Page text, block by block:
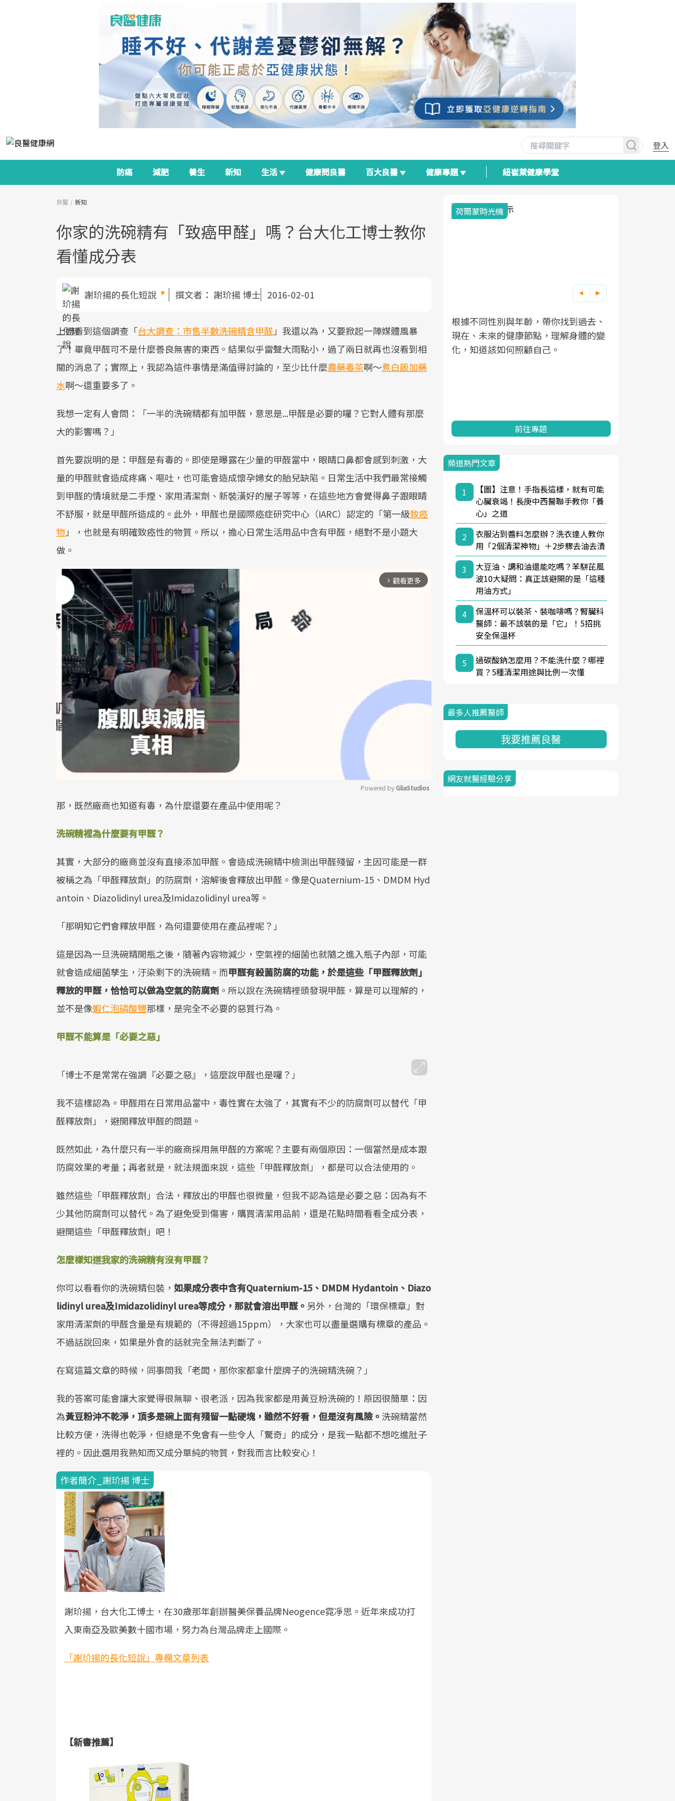
登入
防癌 減肥 養生 新知 生活 健康問良醫 百大良醫 健康專題 紐崔萊健康學堂
良醫 新知
你家的洗碗精有「致癌甲醛」嗎？台大化工博士教你
看懂成分表
謝玠揚的長化短說 撰文者： 謝玠揚 博士 2016-02-01
上週看到這個調查「台大調查：市售半數洗碗精含甲醛 」我還以為，又要掀起一陣媒體風暴
了！畢竟甲醛可不是什麼善良無害的東西。結果似乎雷聲大雨點小，過了兩日就再也沒看到相
關的消息了；實際上，我認為這件事情是滿值得討論的，至少比什麼農藥毒茶啊～煮白飯加藥
水啊～還重要多了。
我想一定有人會問：「一半的洗碗精都有加甲醛，意思是...甲醛是必要的囉？它對人體有那麼
大的影響嗎？」
首先要說明的是：甲醛是有毒的。即使是曝露在少量的甲醛當中，眼睛口鼻都會感到刺激，大
量的甲醛就會造成疼痛、嘔吐，也可能會造成懷孕婦女的胎兒缺陷。日常生活中我們最常接觸
到甲醛的情境就是二手煙、家用清潔劑、新裝潢好的屋子等等，在這些地方會覺得鼻子跟眼睛
不舒服，就是甲醛所造成的。此外，甲醛也是國際癌症研究中心（IARC）認定的「第一級致癌
物 」，也就是有明確致癌性的物質。所以，擔心日常生活用品中含有甲醛，絕對不是小題大
做。
arrow_forward_ios 觀看更多
Powered by GliaStudios
那，既然廠商也知道有毒，為什麼還要在產品中使用呢？
洗碗精裡為什麼要有甲醛？
其實，大部分的廠商並沒有直接添加甲醛。會造成洗碗精中檢測出甲醛殘留，主因可能是一群
被稱之為「甲醛釋放劑」的防腐劑，溶解後會釋放出甲醛。像是Quaternium-15、DMDM Hyd
antoin、Diazolidinyl urea及Imidazolidinyl urea等。
「那明知它們會釋放甲醛，為何還要使用在產品裡呢？」
這是因為一旦洗碗精開瓶之後，隨著內容物減少，空氣裡的細菌也就隨之進入瓶子內部，可能
就會造成細菌孳生，汙染剩下的洗碗精。而甲醛有殺菌防腐的功能，於是這些「甲醛釋放劑」
釋放的甲醛，恰恰可以做為空氣的防腐劑 。所以說在洗碗精裡頭發現甲醛，算是可以理解的，
並不是像蝦仁泡磷酸鹽那樣，是完全不必要的惡質行為。
甲醛不能算是「必要之惡」
「博士不是常常在強調『必要之惡』，這麼說甲醛也是囉？」
我不這樣認為。甲醛用在日常用品當中，毒性實在太強了，其實有不少的防腐劑可以替代「甲
醛釋放劑」，避開釋放甲醛的問題。
既然如此，為什麼只有一半的廠商採用無甲醛的方案呢？主要有兩個原因：一個當然是成本跟
防腐效果的考量；再者就是，就法規面來說，這些「甲醛釋放劑」，都是可以合法使用的。
雖然這些「甲醛釋放劑」合法，釋放出的甲醛也很微量，但我不認為這是必要之惡：因為有不
少其他防腐劑可以替代。為了避免受到傷害，購買清潔用品前，還是花點時間看看全成分表，
避開這些「甲醛釋放劑」吧！
怎麼樣知道我家的洗碗精有沒有甲醛？
你可以看看你的洗碗精包裝， 如果成分表中含有Quaternium-15、DMDM Hydantoin、Diazo
lidinyl urea及Imidazolidinyl urea等成分，那就會溶出甲醛。 另外，台灣的「環保標章」對
家用清潔劑的甲醛含量是有規範的（不得超過15ppm），大家也可以盡量選購有標章的產品。
不過話說回來，如果是外食的話就完全無法判斷了。
在寫這篇文章的時候，同事問我「老闆，那你家都拿什麼牌子的洗碗精洗碗？」
我的答案可能會讓大家覺得很無聊、很老派，因為我家都是用黃豆粉洗碗的！原因很簡單：因
為黃豆粉沖不乾淨，頂多是碗上面有殘留一點硬塊，雖然不好看，但是沒有風險。 洗碗精當然
比較方便，洗得也乾淨，但總是不免會有一些令人「驚奇」的成分，是我一點都不想吃進肚子
裡的。因此選用我熟知而又成分單純的物質，對我而言比較安心！
作者簡介_謝玠揚 博士
謝玠揚，台大化工博士，在30歲那年創辦醫美保養品牌Neogence霓凈思。近年來成功打
入東南亞及歐美數十國市場，努力為台灣品牌走上國際。
「謝玠揚的長化短說」專欄文章列表
【新書推薦】
邁向「健康照護」的新時代。隨著國家
政策如「健康台灣推動委員會」與「長
照3.0」的推進，「預防醫學」已成全民
健康新生活」，從講座、體驗到運動，
全面啟動你的健康革命！
發，透過醫學觀點與日常感受的對話，
建立對亞健康的認知，進而引導實際的
改善行動。
荷爾蒙時光機
根據不同性別與年齡，帶你找到過去、
現在、未來的健康節點，理解身體的變
化，知道該如何照顧自己。
前往專題
頻道熱門文章
1
【圖】注意！手指長這樣，就有可能
心臟衰竭！長庚中西醫聯手教你「養
心」之道
2
衣服沾到醬料怎麼辦？洗衣達人教你
用「2個清潔神物」＋2步驟去油去漬
3
大豆油、調和油還能吃嗎？苯駢芘風
波10大疑問：真正該避開的是「這種
用油方式」
4
保溫杯可以裝茶、裝咖啡嗎？腎臟科
醫師：最不該裝的是「它」！5招挑
安全保溫杯
5
過碳酸鈉怎麼用？不能洗什麼？哪裡
買？5種清潔用途與比例一次懂
最多人推薦醫師
我要推薦良醫
網友就醫經驗分享